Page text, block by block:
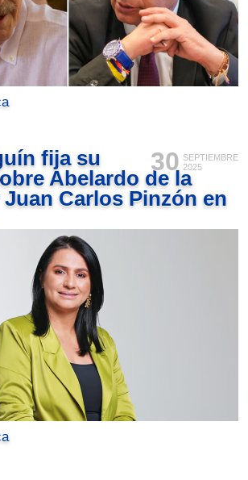
30 SEPTIEMBRE
2025
fija su
Abelardo de la
Carlos Pinzón en